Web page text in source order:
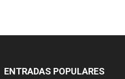
ENTRADAS POPULARES